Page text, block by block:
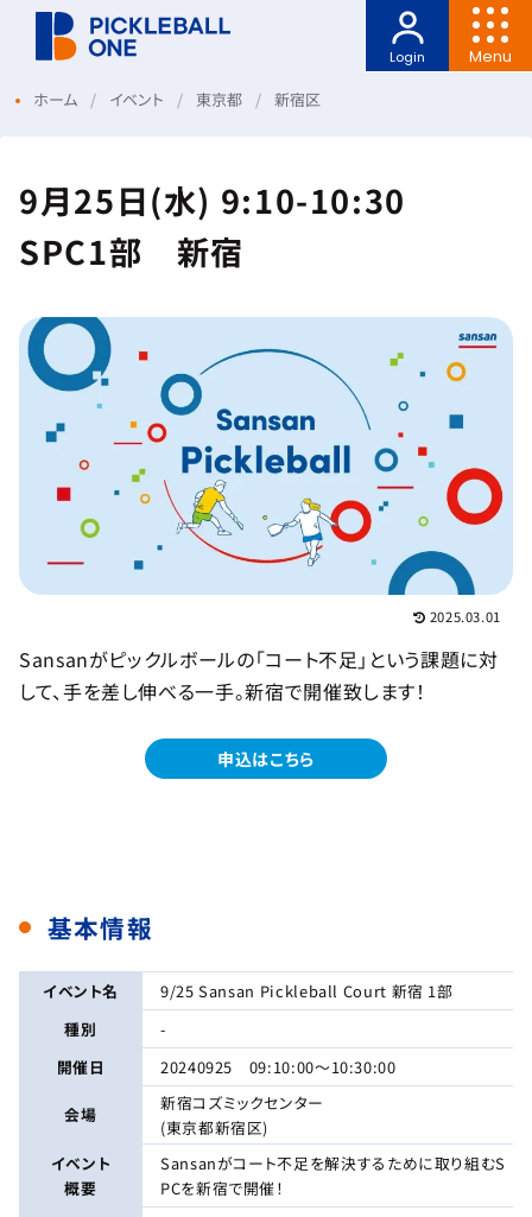
Menu
Login
ホーム イベント 東京都 新宿区
9月25日(水) 9:10-10:30
SPC1部 新宿
2025.03.01
Sansanがピックルボールの「コート不足」という課題に対
して、手を差し伸べる一手。新宿で開催致します！
申込はこちら
基本情報
イベント名
9/25 Sansan Pickleball Court 新宿 1部
種別
-
開催日
20240925 09:10:00〜10:30:00
会場
新宿コズミックセンター
(東京都新宿区)
イベント
概要
Sansanがコート不足を解決するために取り組むS
PCを新宿で開催！